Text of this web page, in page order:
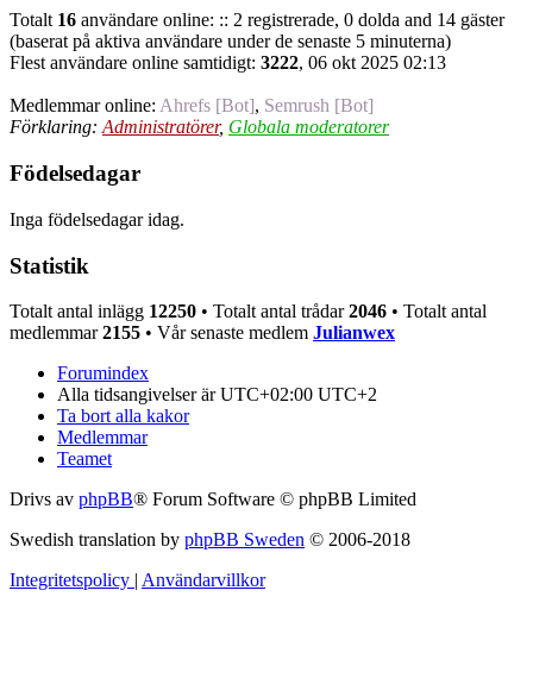
Totalt 16 användare online: :: 2 registrerade, 0 dolda and 14 gäster
(baserat på aktiva användare under de senaste 5 minuterna)
Flest användare online samtidigt: 3222, 06 okt 2025 02:13
Medlemmar online: Ahrefs [Bot], Semrush [Bot]
Förklaring: Administratörer, Globala moderatorer
Födelsedagar
Inga födelsedagar idag.
Statistik
Totalt antal inlägg 12250 • Totalt antal trådar2046 • Totalt antal
medlemmar2155 • Vår senaste medlem Julianwex
Forumindex
Alla tidsangivelser är UTC+02:00 UTC+2
Ta bort alla kakor
Medlemmar
Teamet
Drivs av phpBB® Forum Software © phpBB Limited
Swedish translation by phpBB Sweden © 2006-2018
Integritetspolicy | Användarvillkor